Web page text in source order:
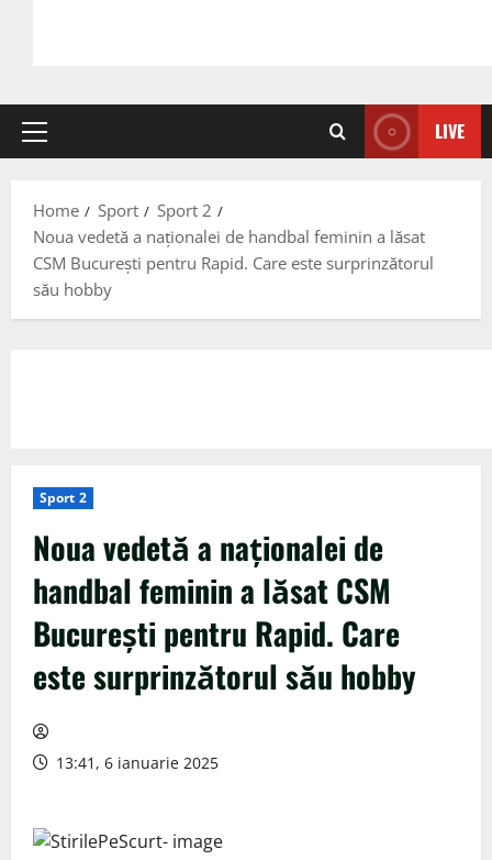
Primary
LIVE
Home Sport
Sport 2
Noua vedetă a naționalei de handbal feminin a lăsat
CSM București pentru Rapid. Care este surprinzătorul
său hobby
Sport 2
Noua vedetă a naționalei de
handbal feminin a lăsat CSM
București pentru Rapid. Care
este surprinzătorul său hobby
13:41, 6 ianuarie 2025